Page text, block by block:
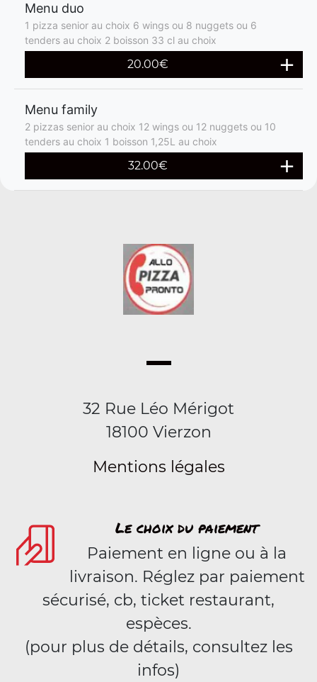
Menu duo
1 pizza senior au choix 6 wings ou 8 nuggets ou 6
tenders au choix 2 boisson 33 cl au choix
20.00€
Menu family
2 pizzas senior au choix 12 wings ou 12 nuggets ou 10
tenders au choix 1 boisson 1,25L au choix
32.00€
32 Rue Léo Mérigot
18100 Vierzon
Mentions légales
Le choix du paiement
Paiement en ligne ou à la
livraison. Réglez par paiement
sécurisé, cb, ticket restaurant,
espèces.
(pour plus de détails, consultez les
infos)